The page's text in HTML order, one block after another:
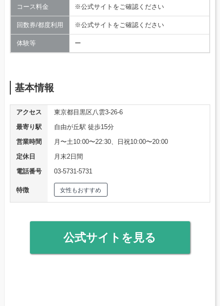
コース料金 ※公式サイトをご確認ください
回数券/都度利用 ※公式サイトをご確認ください
体験等 ー
基本情報
アクセス
東京都目黒区八雲3-26-6
最寄り駅
自由が丘駅 徒歩15分
営業時間
月〜土10:00〜22:30、日祝10:00〜20:00
定休日
月末2日間
電話番号
03-5731-5731
特徴 女性もおすすめ
公式サイトを見る